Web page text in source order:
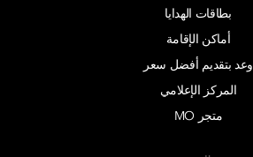
بطاقات الهدايا
أماكن الإقامة
وعد بتقديم أفضل سعر
المركز الإعلامي
متجر MO